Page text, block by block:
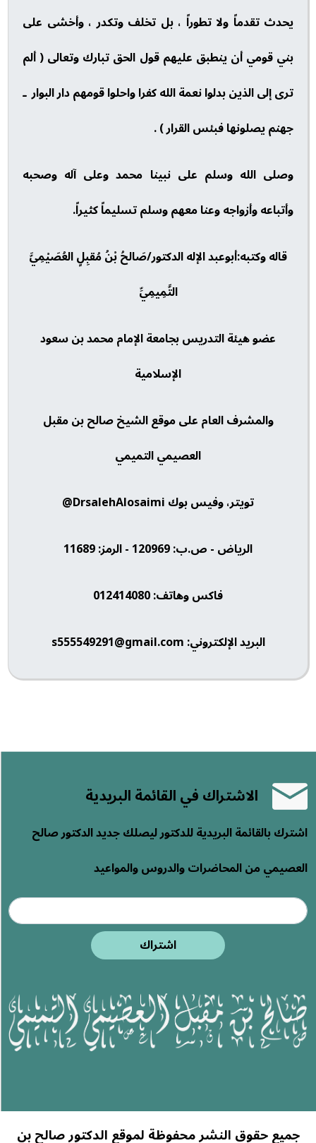
يحدث تقدماً ولا تطوراً ، بل تخلف وتكدر ، وأخشى على
بني قومي أن ينطبق عليهم قول الحق تبارك وتعالى ( ألم
ترى إلى الذين بدلوا نعمة الله كفرا واحلوا قومهم دار البوار ـ
جهنم يصلونها فبئس القرار ) .
وصلى الله وسلم على نبينا محمد وعلى آله وصحبه
وأتباعه وأزواجه وعنا معهم وسلم تسليماً كثيراً.
قاله وكتبه:أبوعبد الإله الدكتور/صَالحُ بْنُ مُقبِلٍ العُصَيْمِيَّ
التَّمِيمِيِّ
عضو هيئة التدريس بجامعة الإمام محمد بن سعود
الإسلامية
والمشرف العام على موقع الشيخ صالح بن مقبل
العصيمي التميمي
تويتر، وفيس بوك DrsalehAlosaimi@
الرياض - ص.ب: 120969 - الرمز: 11689
فاكس وهاتف: 012414080
البريد الإلكتروني: s555549291@gmail.com
الاشتراك في القائمة البريدية
اشترك بالقائمة البريدية للدكتور ليصلك جديد الدكتور صالح
العصيمي من المحاضرات والدروس والمواعيد
اشتراك
جميع حقوق النشر محفوظة لموقع الدكتور صالح بن